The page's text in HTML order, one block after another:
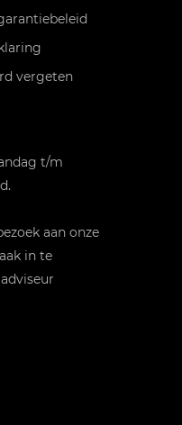
vergeten
t/m
aan onze
in te